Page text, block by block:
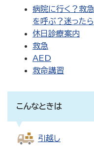
病院に行く？救
を呼ぶ？迷ったら
休日診療案内
救急
AED
救命講習
こんなときは
引越し